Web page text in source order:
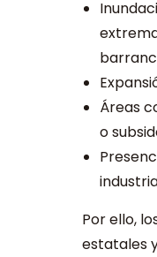
Áreas
o
Por ello,
estatales